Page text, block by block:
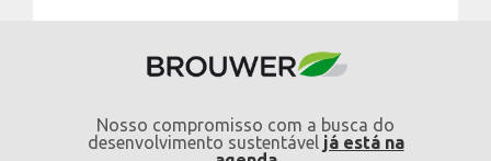
Nosso compromisso com a busca do
desenvolvimento sustentável já está na